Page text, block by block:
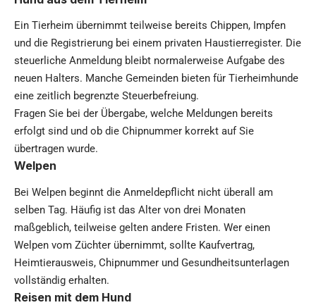
Ein Tierheim übernimmt teilweise bereits Chippen, Impfen
und die Registrierung bei einem privaten Haustierregister. Die
steuerliche Anmeldung bleibt normalerweise Aufgabe des
neuen Halters. Manche Gemeinden bieten für Tierheimhunde
eine zeitlich begrenzte Steuerbefreiung.
Fragen Sie bei der Übergabe, welche Meldungen bereits
erfolgt sind und ob die Chipnummer korrekt auf Sie
übertragen wurde.
Welpen
Bei Welpen beginnt die Anmeldepflicht nicht überall am
selben Tag. Häufig ist das Alter von drei Monaten
maßgeblich, teilweise gelten andere Fristen. Wer einen
Welpen vom Züchter übernimmt, sollte Kaufvertrag,
Heimtierausweis, Chipnummer und Gesundheitsunterlagen
vollständig erhalten.
Reisen mit dem Hund